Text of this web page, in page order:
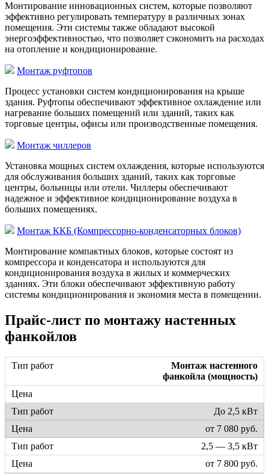
Монтирование инновационных систем, которые позволяют
эффективно регулировать температуру в различных зонах
помещения. Эти системы также обладают высокой
энергоэффективностью, что позволяет сэкономить на расходах
на отопление и кондиционирование.
Монтаж руфтопов
Процесс установки систем кондиционирования на крыше
здания. Руфтопы обеспечивают эффективное охлаждение или
нагревание больших помещений или зданий, таких как
торговые центры, офисы или производственные помещения.
Монтаж чиллеров
Установка мощных систем охлаждения, которые используются
для обслуживания больших зданий, таких как торговые
центры, больницы или отели. Чиллеры обеспечивают
надежное и эффективное кондиционирование воздуха в
больших помещениях.
Монтаж ККБ (Компрессорно-конденсаторных блоков)
Монтирование компактных блоков, которые состоят из
компрессора и конденсатора и используются для
кондиционирования воздуха в жилых и коммерческих
зданиях. Эти блоки обеспечивают эффективную работу
системы кондиционирования и экономия места в помещении.
Прайс-лист по монтажу настенных
фанкойлов
Монтаж настенного
фанкойла (мощность)
До 2,5 кВт
от 7 080 руб.
2,5 — 3,5 кВт
от 7 800 руб.